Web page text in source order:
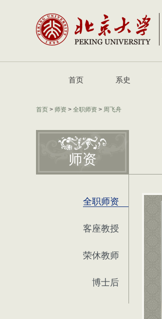
首页 系史
首页 > 师资 > 全职师资 > 周飞舟
师资
全职师资
客座教授
荣休教师
博士后